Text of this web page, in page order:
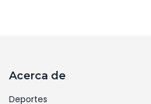
Acerca de
Deportes